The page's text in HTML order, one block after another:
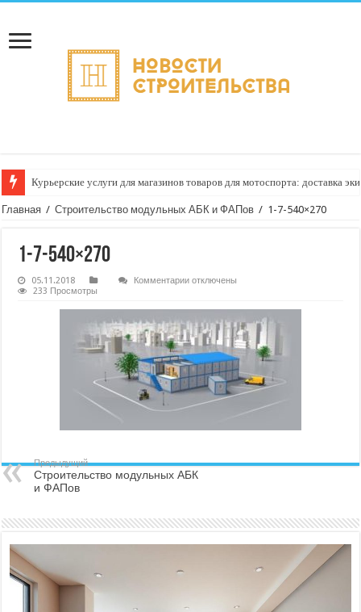
Курьерские услуги для магазинов товаров для мотоспорта: доставка
Главная / Строительство модульных АБК и ФАПов / 1-7-540×270
1-7-540×270
05.11.2018 Комментариик
7-
540×270
отключены
233 Просмотры
Предыдущий
Строительство модульных АБК
и ФАПов